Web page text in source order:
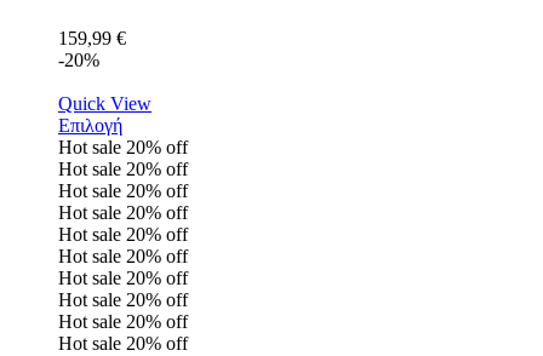
159,99 €
-20%
Quick View
Επιλογή
Hot sale 20% off
Hot sale 20% off
Hot sale 20% off
Hot sale 20% off
Hot sale 20% off
Hot sale 20% off
Hot sale 20% off
Hot sale 20% off
Hot sale 20% off
Hot sale 20% off